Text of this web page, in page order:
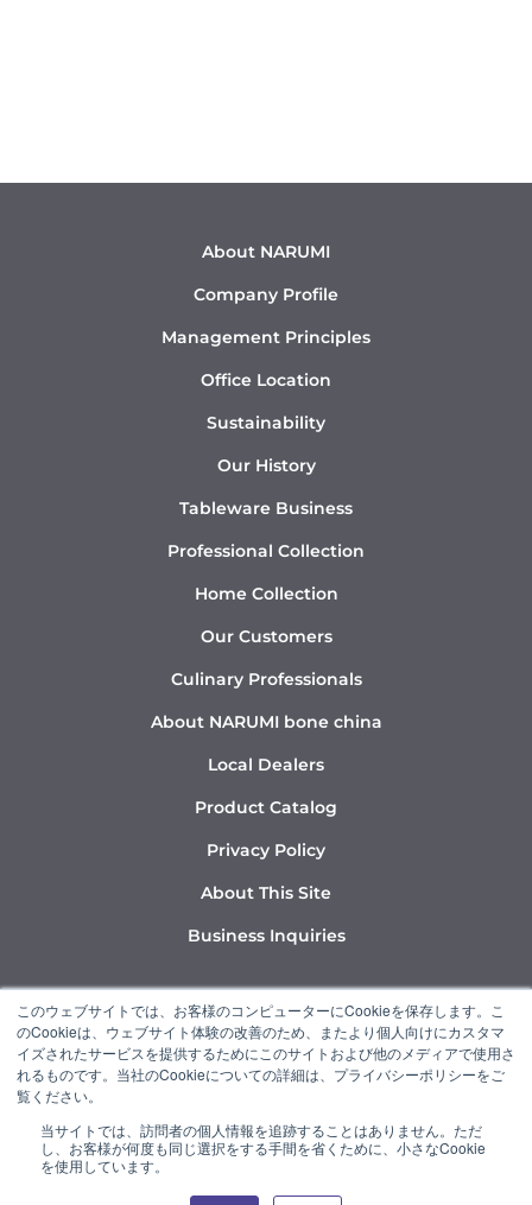
このウェブサイトでは、お客様のコンピューターにCookieを保存します。こ
のCookieは、ウェブサイト体験の改善のため、またより個人向けにカスタマ
イズされたサービスを提供するためにこのサイトおよび他のメディアで使用さ
れるものです。当社のCookieについての詳細は、プライバシーポリシーをご
覧ください。
当サイトでは、訪問者の個人情報を追跡することはありません。ただ
し、お客様が何度も同じ選択をする手間を省くために、小さなCookie
を使用しています。
About NARUMI
Company Profile
Management Principles
Office Location
Sustainability
Our History
Tableware Business
Professional Collection
Home Collection
Our Customers
Culinary Professionals
About NARUMI bone china
Local Dealers
Product Catalog
Privacy Policy
About This Site
Business Inquiries
Y
o
u
t
b
I
n
s
t
g
L
i
n
k
d
“NARUMI” is a member of the Ishizuka Glass Group.